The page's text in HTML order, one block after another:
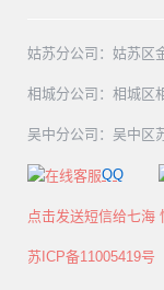
姑苏分公司：姑苏区
相城分公司：相城区
吴中分公司：吴中区
QQ
点击发送短信给七海
苏ICP备11005419号